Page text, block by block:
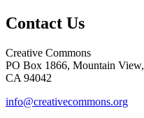
Contact Us
Creative Commons
PO Box 1866, Mountain View,
CA 94042
info@creativecommons.org